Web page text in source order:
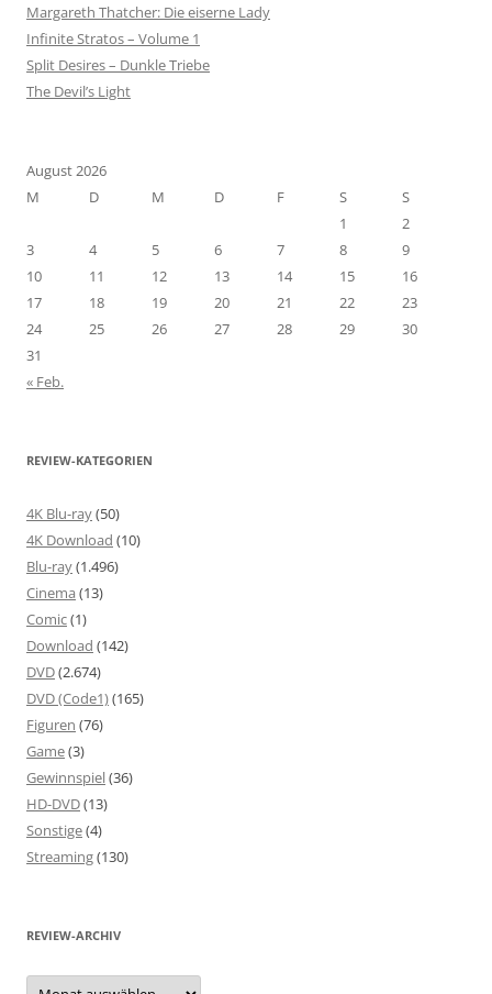
Margareth Thatcher: Die eiserne Lady
Infinite Stratos – Volume 1
Split Desires – Dunkle Triebe
The Devil’s Light
August 2026
M
D M D F S
S
1
2
3
4 5 6 7 8
9
10
11 12 13 14 15
16
17
18 19 20 21 22
23
24
25 26 27 28 29
30
31
« Feb.
REVIEW-KATEGORIEN
4K Blu-ray(50)
4K Download (10)
Blu-ray(1.496)
Cinema (13)
Comic(1)
Download (142)
DVD(2.674)
DVD (Code1)(165)
Figuren (76)
Game(3)
Gewinnspiel(36)
HD-DVD(13)
Sonstige(4)
Streaming(130)
REVIEW-ARCHIV
Review-